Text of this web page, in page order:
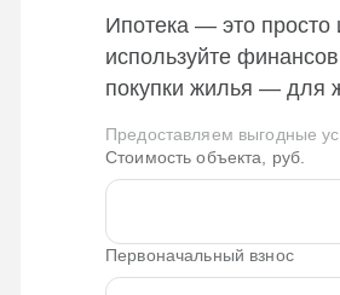
Ипотека — это просто
используйте
покупки жилья — для
Предоставляем выгодные
Стоимость объекта, руб.
Первоначальный взнос